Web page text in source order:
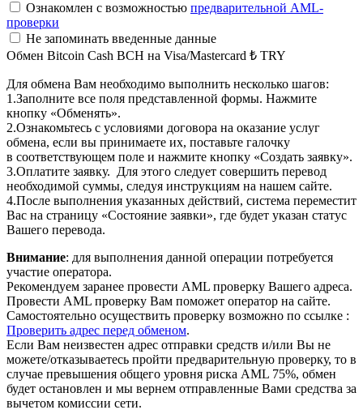
Ознакомлен с возможностью предварительной AML-
проверки
Не запоминать введенные данные
Обмен Bitcoin Cash BCH на Visa/Mastercard ₺ TRY
Для обмена Вам необходимо выполнить несколько шагов:
1.Заполните все поля представленной формы. Нажмите
кнопку «Обменять».
2.Ознакомьтесь с условиями договора на оказание услуг
обмена, если вы принимаете их, поставьте галочку
в соответствующем поле и нажмите кнопку «Создать заявку».
3.Оплатите заявку. Для этого следует совершить перевод
необходимой суммы, следуя инструкциям на нашем сайте.
4.После выполнения указанных действий, система переместит
Вас на страницу «Состояние заявки», где будет указан статус
Вашего перевода.
Внимание: для выполнения данной операции потребуется
участие оператора.
Рекомендуем заранее провести AML проверку Вашего адреса.
Провести AML проверку Вам поможет оператор на сайте.
Самостоятельно осуществить проверку возможно по ссылке :
Проверить адрес перед обменом.
Если Вам неизвестен адрес отправки средств и/или Вы не
можете/отказываетесь пройти предварительную проверку, то в
случае превышения общего уровня риска AML 75%, обмен
будет остановлен и мы вернем отправленные Вами средства за
вычетом комиссии сети.